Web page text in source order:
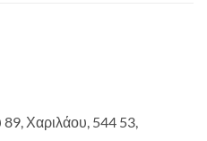
Χαριλάου, 544 53,